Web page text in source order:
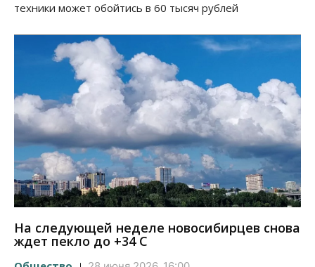
техники может обойтись в 60 тысяч рублей
На следующей неделе новосибирцев снова
ждет пекло до +34 С